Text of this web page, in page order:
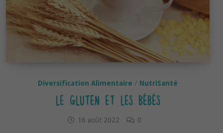
Diversification Alimentaire NutriSanté
LE GLUTEN ET LES BÉBÉS
16 août 2022 0